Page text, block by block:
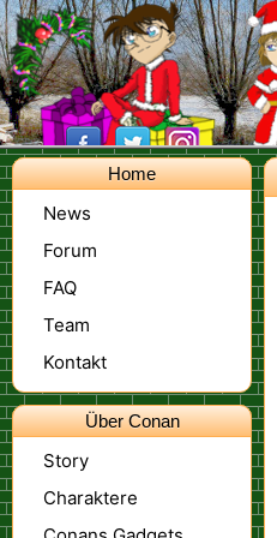
Home
News
Forum
FAQ
Team
Kontakt
Über Conan
Story
Charaktere